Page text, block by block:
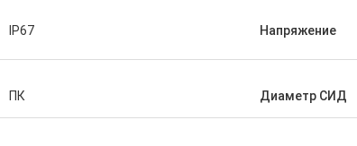
IP67 Напряжение
ПК Диаметр СИД